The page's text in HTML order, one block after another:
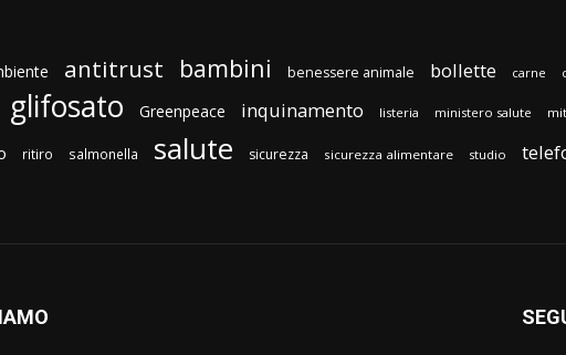
antitrust bambini benessere animale bollette carne
glifosato Greenpeace inquinamento listeria ministero salute
ritiro salmonella salute sicurezza sicurezza alimentare studio